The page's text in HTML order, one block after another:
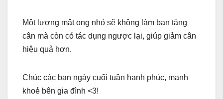
Một lượng mật ong nhỏ sẽ không làm bạn tăng
cân mà còn có tác dụng ngược lại, giúp giảm cân
hiệu quả hơn.
Chúc các bạn ngày cuối tuần hạnh phúc, mạnh
khoẻ bên gia đình <3!